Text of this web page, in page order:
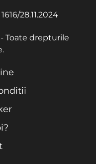
28.11.2024
Toate drepturile